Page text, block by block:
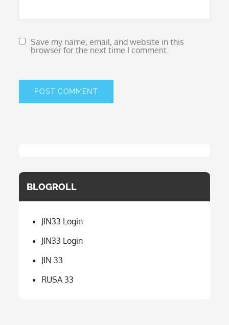
Save my name, email, and website in this
browser for the next time I comment.
BLOGROLL
JIN33 Login
JIN33 Login
JIN 33
RUSA 33